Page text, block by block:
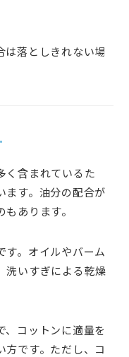
は落としきれない場
く含まれているた
ます。油分の配合が
あります。
す。オイルやバーム
洗いすぎによる乾燥
、コットンに適量を
方です。ただし、コ